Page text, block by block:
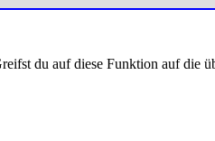
du auf diese Funktion auf die